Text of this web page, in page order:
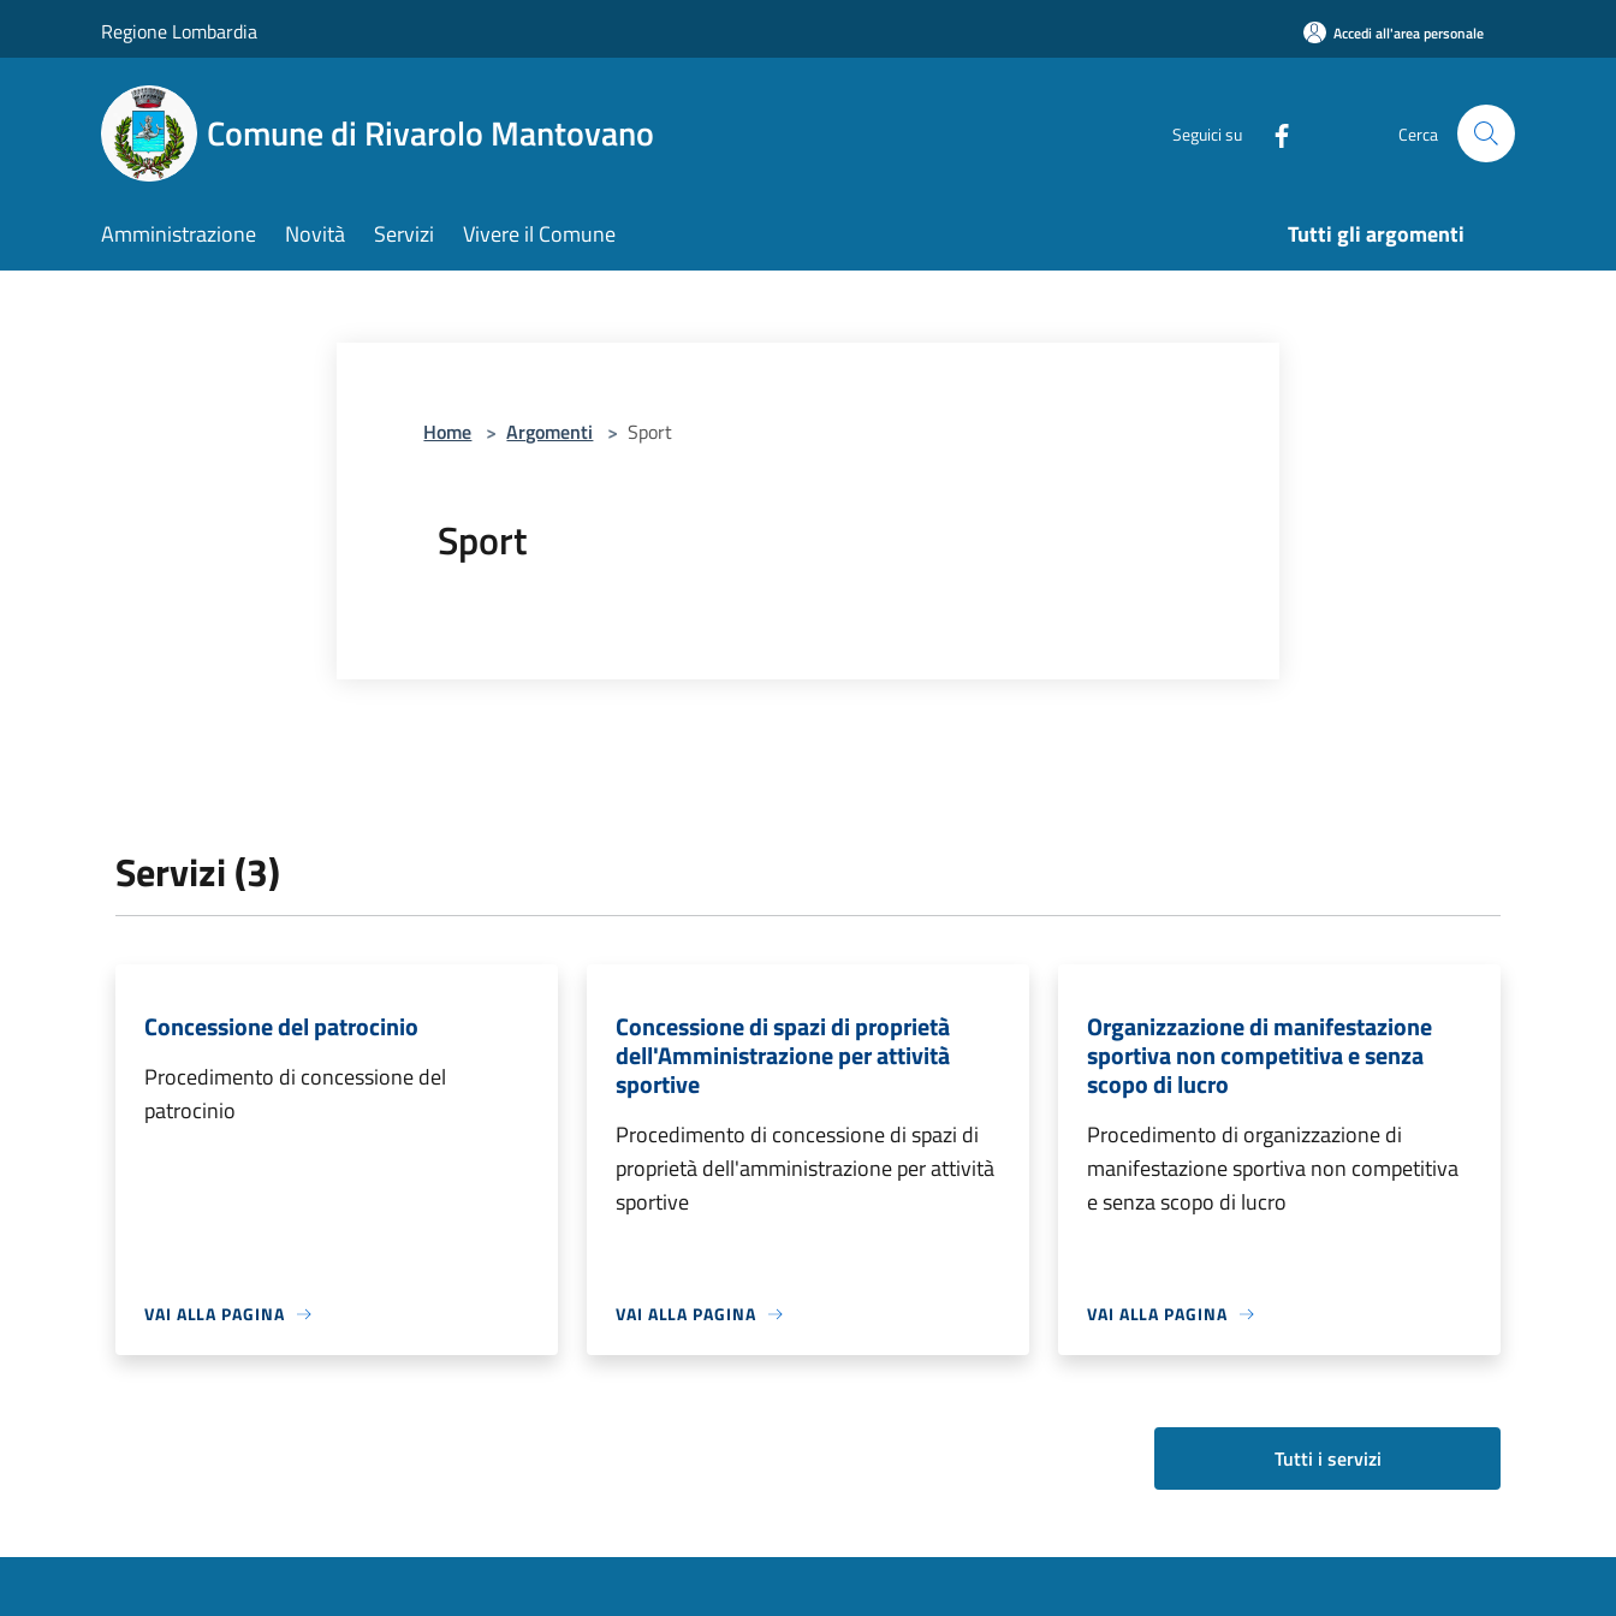
Regione Lombardia Accedi all'area personale
Comune di Rivarolo Mantovano Seguici su Cerca
Amministrazione Novità Servizi Vivere il Comune Tutti gli argomenti
Home > Argomenti > Sport
Sport
Servizi (3)
Concessione del patrocinio
Procedimento di concessione del
patrocinio
VAI ALLA PAGINA
Concessione di spazi di proprietà
dell'Amministrazione per attività
sportive
Procedimento di concessione di spazi di
proprietà dell'amministrazione per attività
sportive
VAI ALLA PAGINA
Organizzazione di manifestazione
sportiva non competitiva e senza
scopo di lucro
Procedimento di organizzazione di
manifestazione sportiva non competitiva
e senza scopo di lucro
VAI ALLA PAGINA
Tutti i servizi